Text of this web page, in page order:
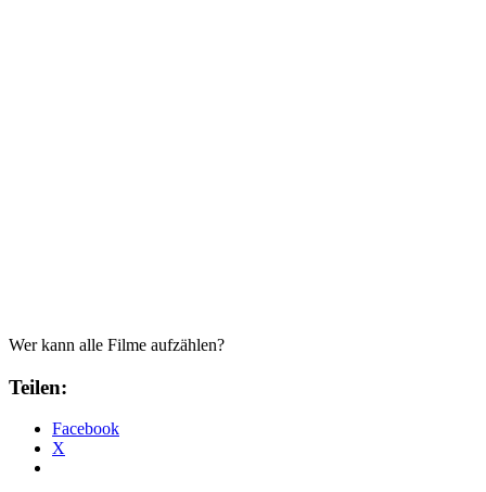
Wer kann alle Filme aufzählen?
Teilen:
Facebook
X